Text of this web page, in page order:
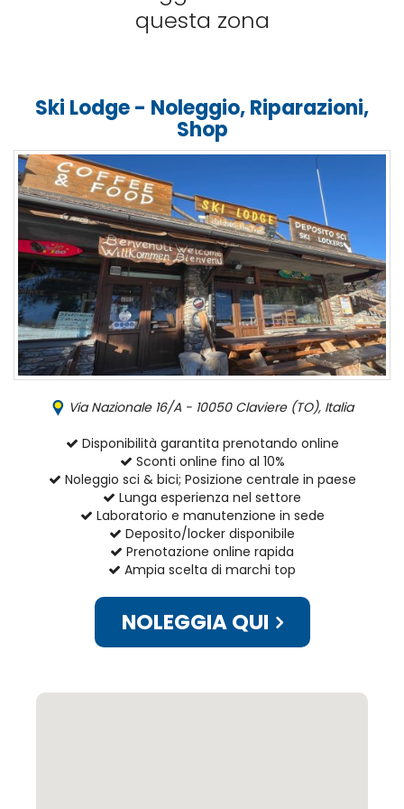
questa zona
Ski Lodge - Noleggio, Riparazioni,
Shop
Via Nazionale 16/A - 10050 Claviere (TO), Italia
Disponibilità garantita prenotando online
Sconti online fino al 10%
Noleggio sci & bici; Posizione centrale in paese
Lunga esperienza nel settore
Laboratorio e manutenzione in sede
Deposito/locker disponibile
Prenotazione online rapida
Ampia scelta di marchi top
NOLEGGIA QUI